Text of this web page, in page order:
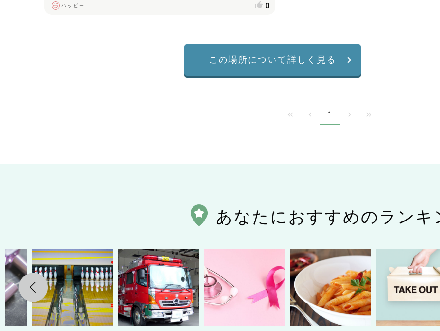
ハッピー 0
この場所について詳しく見る
1
あなたにおすすめのランキ
Previous